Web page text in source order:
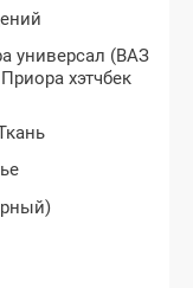
универсал (ВАЗ
хэтчбек